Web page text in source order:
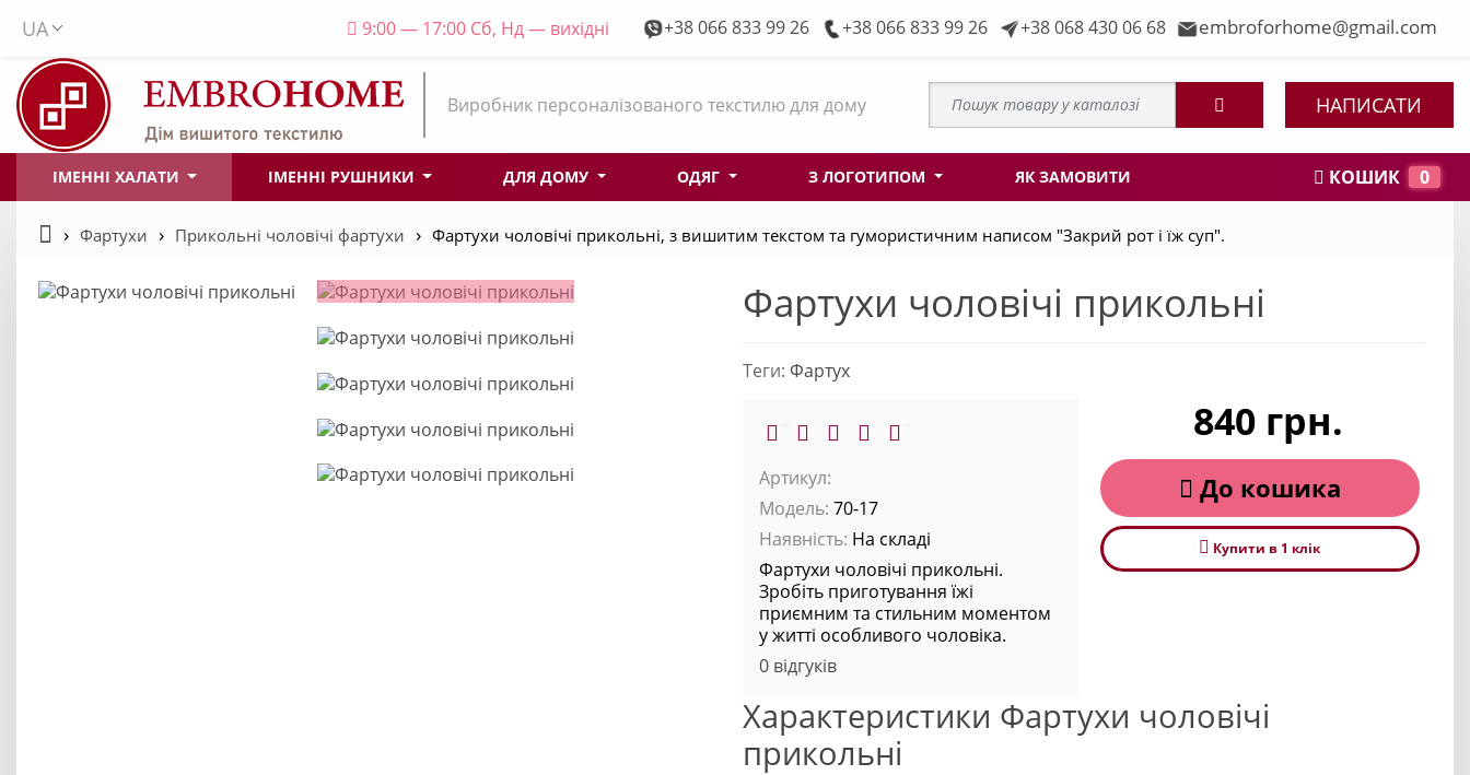
UA 9:00 — 17:00 Сб, Нд — вихідні +38 066 833 99 26 +38 066 833 99 26 +38 068 430 06 68 embroforhome@gmail.com
Виробник персоналізованого текстилю для дому НАПИСАТИ
ІМЕННІ ХАЛАТИ ІМЕННІ РУШНИКИ ДЛЯ ДОМУ ОДЯГ З ЛОГОТИПОМ ЯК ЗАМОВИТИ КОШИК 0
Фартухи Прикольні чоловічі фартухи Фартухи чоловічі прикольні, з вишитим текстом та гумористичним написом "Закрий рот і їж суп".
Фартухи чоловічі прикольні
Теги: Фартух
Артикул:
Модель: 70-17
Наявність: На складі
Фартухи чоловічі прикольні.
Зробіть приготування їжі
приємним та стильним моментом
у житті особливого чоловіка.
0 відгуків
840 грн.
До кошика
Купити в 1 клiк
Характеристики Фартухи чоловічі
прикольні